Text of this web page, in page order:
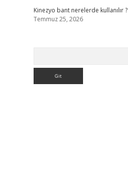
Kinezyo bant nerelerde kullanılır ?
Temmuz 25, 2026